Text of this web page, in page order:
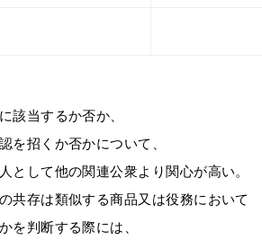
該当するか否か、
を招くか否かについて、
として他の関連公衆より関心が高い。
共存は類似する商品又は役務において
を判断する際には、